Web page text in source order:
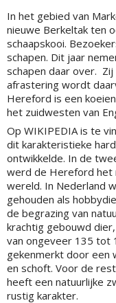
In het gebied van
nieuwe Berkeltak ten
schaapskooi.
schapen. Dit jaar
schapen daar over.
afrastering wordt
Hereford is een
het zuidwesten van
Op WIKIPEDIA is te
dit karakteristieke
ontwikkelde. In de
werd de Hereford het
wereld. In Nederland
gehouden als
de begrazing van
krachtig gebouwd
van ongeveer 135 tot
gekenmerkt door een
en schoft. Voor de
heeft een natuurlijke
rustig karakter.